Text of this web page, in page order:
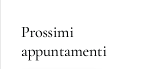
Prossimi
appuntamenti